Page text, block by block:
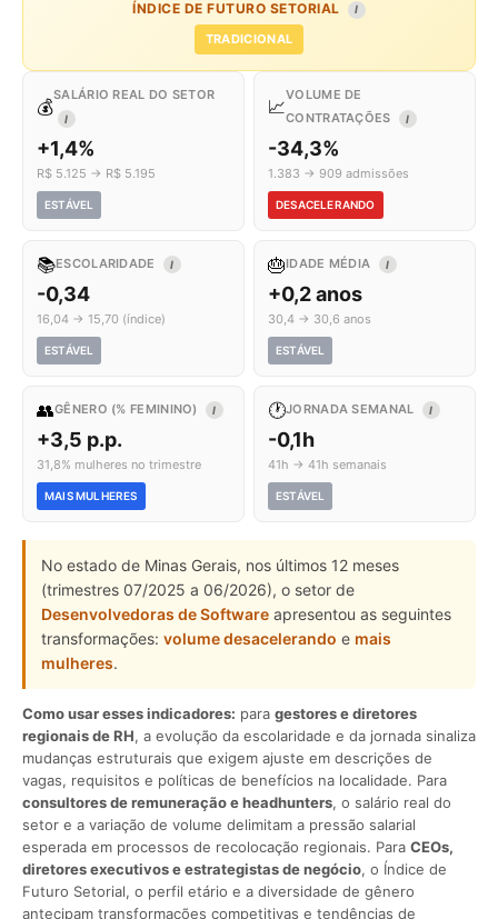
ÍNDICE DE FUTURO SETORIAL I
TRADICIONAL
💰
SALÁRIO REAL DO SETOR
I
+1,4%
R$ 5.125 → R$ 5.195
ESTÁVEL
📈
VOLUME DE
CONTRATAÇÕES
I
-34,3%
1.383 → 909 admissões
DESACELERANDO
📚ESCOLARIDADE I
-0,34
16,04 → 15,70 (índice)
ESTÁVEL
🎂IDADE MÉDIA I
+0,2 anos
30,4 → 30,6 anos
ESTÁVEL
👥GÊNERO (% FEMININO) I
+3,5 p.p.
31,8% mulheres no trimestre
MAIS MULHERES
🕐JORNADA SEMANAL I
-0,1h
41h → 41h semanais
ESTÁVEL
No estado de Minas Gerais, nos últimos 12 meses
(trimestres 07/2025 a 06/2026), o setor de
Desenvolvedoras de Software apresentou as seguintes
transformações: volume desacelerando e mais
mulheres.
Como usar esses indicadores: para gestores e diretores
regionais de RH, a evolução da escolaridade e da jornada sinaliza
mudanças estruturais que exigem ajuste em descrições de
vagas, requisitos e políticas de benefícios na localidade. Para
consultores de remuneração e headhunters, o salário real do
setor e a variação de volume delimitam a pressão salarial
esperada em processos de recolocação regionais. Para CEOs,
diretores executivos e estrategistas de negócio, o Índice de
Futuro Setorial, o perfil etário e a diversidade de gênero
antecipam transformações competitivas e tendências de